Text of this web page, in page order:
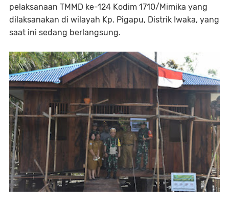
pelaksanaan TMMD ke-124 Kodim 1710/Mimika yang
dilaksanakan di wilayah Kp. Pigapu, Distrik Iwaka, yang
saat ini sedang berlangsung.